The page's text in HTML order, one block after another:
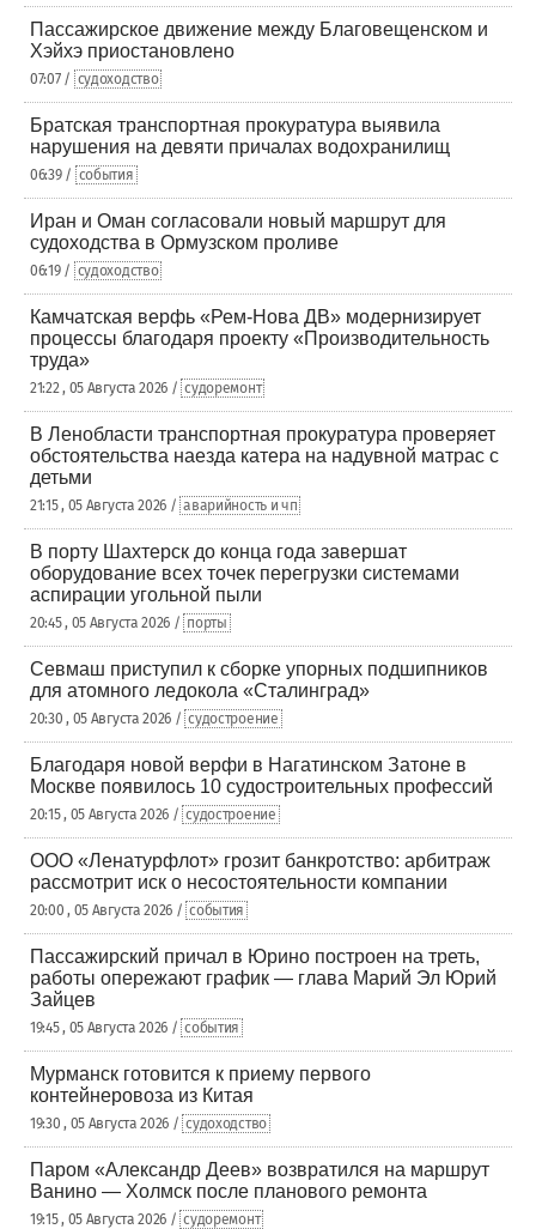
Пассажирское движение между Благовещенском и
Хэйхэ приостановлено
07:07 / судоходство
Братская транспортная прокуратура выявила
нарушения на девяти причалах водохранилищ
06:39 / события
Иран и Оман согласовали новый маршрут для
судоходства в Ормузском проливе
06:19 / судоходство
Камчатская верфь «Рем-Нова ДВ» модернизирует
процессы благодаря проекту «Производительность
труда»
21:22 , 05 Августа 2026 / судоремонт
В Ленобласти транспортная прокуратура проверяет
обстоятельства наезда катера на надувной матрас с
детьми
21:15 , 05 Августа 2026 / аварийность и чп
В порту Шахтерск до конца года завершат
оборудование всех точек перегрузки системами
аспирации угольной пыли
20:45 , 05 Августа 2026 / порты
Севмаш приступил к сборке упорных подшипников
для атомного ледокола «Сталинград»
20:30 , 05 Августа 2026 / судостроение
Благодаря новой верфи в Нагатинском Затоне в
Москве появилось 10 судостроительных профессий
20:15 , 05 Августа 2026 / судостроение
ООО «Ленатурфлот» грозит банкротство: арбитраж
рассмотрит иск о несостоятельности компании
20:00 , 05 Августа 2026 / события
Пассажирский причал в Юрино построен на треть,
работы опережают график — глава Марий Эл Юрий
Зайцев
19:45 , 05 Августа 2026 / события
Мурманск готовится к приему первого
контейнеровоза из Китая
19:30 , 05 Августа 2026 / судоходство
Паром «Александр Деев» возвратился на маршрут
Ванино — Холмск после планового ремонта
19:15 , 05 Августа 2026 / судоремонт